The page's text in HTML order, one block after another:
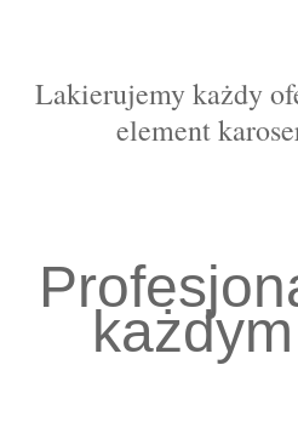
Lakierujemy każdy
element